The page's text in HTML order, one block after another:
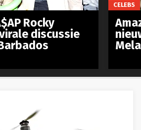
Rocky
discussie
CELEBS